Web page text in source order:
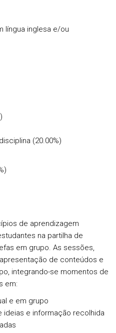
língua inglesa e/ou
(20.00%)
de aprendizagem
na partilha de
em grupo. As sessões,
de conteúdos e
integrando-se momentos de
em:
e em grupo
ideias e informação recolhida